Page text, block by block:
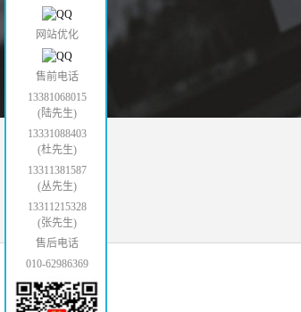
网站优化
售前电话
13381068015
(陆先生)
13331088403
(杜先生)
13311381587
(丛先生)
13311215328
(张先生)
售后电话
010-62986369